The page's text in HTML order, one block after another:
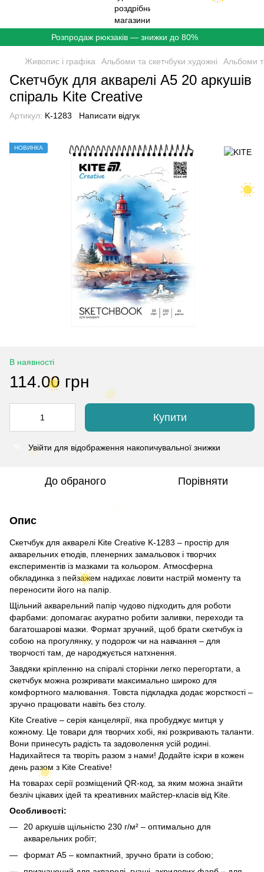
Розпродаж рюкзаків — знижки до 80%
Живопис і графіка Альбоми та скетчбуки художні Альбоми
Скетчбук для акварелі A5 20 аркушів
спіраль Kite Creative
Артикул: K-1283 Написати відгук
НОВИНКА
В наявності
114.00 грн
Купити
Увійти для відображення накопичувальної знижки
До обраного Порівняти
Опис
Скетчбук для акварелі Kite Creative K-1283 – простір для
акварельних етюдів, пленерних замальовок і творчих
експериментів із мазками та кольором. Атмосферна
обкладинка з пейзажем надихає ловити настрій моменту та
переносити його на папір.
Щільний акварельний папір чудово підходить для роботи
фарбами: допомагає акуратно робити заливки, переходи та
багатошарові мазки. Формат зручний, щоб брати скетчбук із
собою на прогулянку, у подорож чи на навчання – для
творчості там, де народжується натхнення.
Завдяки кріпленню на спіралі сторінки легко перегортати, а
скетчбук можна розкривати максимально широко для
комфортного малювання. Товста підкладка додає жорсткості –
зручно працювати навіть без столу.
Kite Creative – серія канцелярії, яка пробуджує митця у
кожному. Це товари для творчих хобі, які розкривають таланти.
Вони принесуть радість та задоволення усій родині.
Надихайтеся та творіть разом з нами! Додайте іскри в кожен
день разом з Kite Creative!
На товарах серії розміщений QR-код, за яким можна знайти
безліч цікавих ідей та креативних майстер-класів від Kite.
Особливості:
20 аркушів щільністю 230 г/м² – оптимально для
акварельних робіт;
формат A5 – компактний, зручно брати із собою;